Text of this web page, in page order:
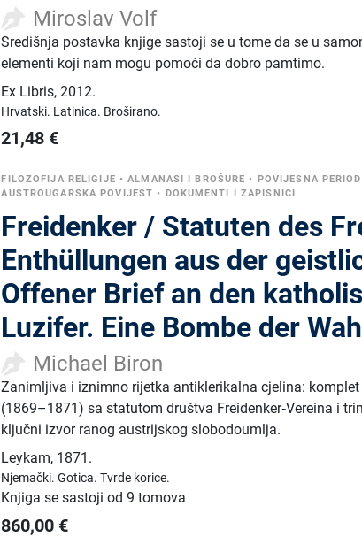
Miroslav Volf
Središnja postavka knjige sastoji se u tome da se u
elementi koji nam mogu pomoći da dobro pamtimo.
Ex Libris,2012.
Hrvatski. Latinica. Broširano.
21,48 €
FILOZOFIJA RELIGIJE •ALMANASI I BROŠURE • POVIJESNA
AUSTROUGARSKA POVIJEST • DOKUMENTI I ZAPISNICI
Freidenker / Statuten des
Enthüllungen aus der
Offener Brief an den
Luzifer. Eine Bombe der
Michael Biron
Zanimljiva i iznimno rijetka antiklerikalna cjelina: komplet
(1869–1871) sa statutom društva Freidenker‑Vereina i
ključni izvor ranog austrijskog slobodoumlja.
Leykam, 1871.
Njemački.Gotica.Tvrde korice.
Knjiga se sastoji od 9 tomova
860,00 €